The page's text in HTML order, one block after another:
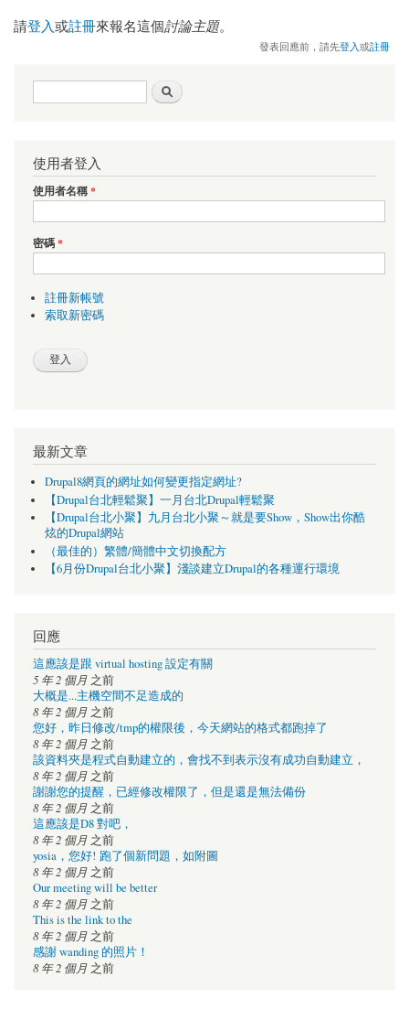
請登入或註冊來報名這個討論主題。
發表回應前，請先登入或註冊
搜尋表單
使用者登入
使用者名稱*
密碼*
註冊新帳號
索取新密碼
最新文章
Drupal8網頁的網址如何變更指定網址?
【Drupal台北輕鬆聚】一月台北Drupal輕鬆聚
【Drupal台北小聚】九月台北小聚～就是要Show，Show出你酷
炫的Drupal網站
（最佳的）繁體/簡體中文切換配方
【6月份Drupal台北小聚】淺談建立Drupal的各種運行環境
回應
這應該是跟 virtual hosting 設定有關
5 年 2 個月 之前
大概是...主機空間不足造成的
8 年 2 個月 之前
您好，昨日修改/tmp的權限後，今天網站的格式都跑掉了
8 年 2 個月 之前
該資料夾是程式自動建立的，會找不到表示沒有成功自動建立，
8 年 2 個月 之前
謝謝您的提醒，已經修改權限了，但是還是無法備份
8 年 2 個月 之前
這應該是D8 對吧，
8 年 2 個月 之前
yosia，您好! 跑了個新問題，如附圖
8 年 2 個月 之前
Our meeting will be better
8 年 2 個月 之前
This is the link to the
8 年 2 個月 之前
感謝 wanding 的照片！
8 年 2 個月 之前